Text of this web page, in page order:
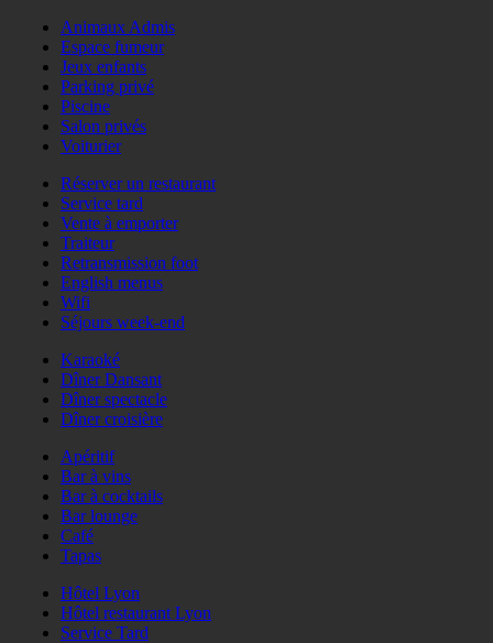
Animaux Admis
Espace fumeur
Jeux enfants
Parking privé
Piscine
Salon privés
Voiturier
Réserver un restaurant
Service tard
Vente à emporter
Traiteur
Retransmission foot
English menus
Wifi
Séjours week-end
Karaoké
Dîner Dansant
Dîner spectacle
Dîner croisière
Apéritif
Bar à vins
Bar à cocktails
Bar lounge
Café
Tapas
Hôtel Lyon
Hôtel restaurant Lyon
Service Tard